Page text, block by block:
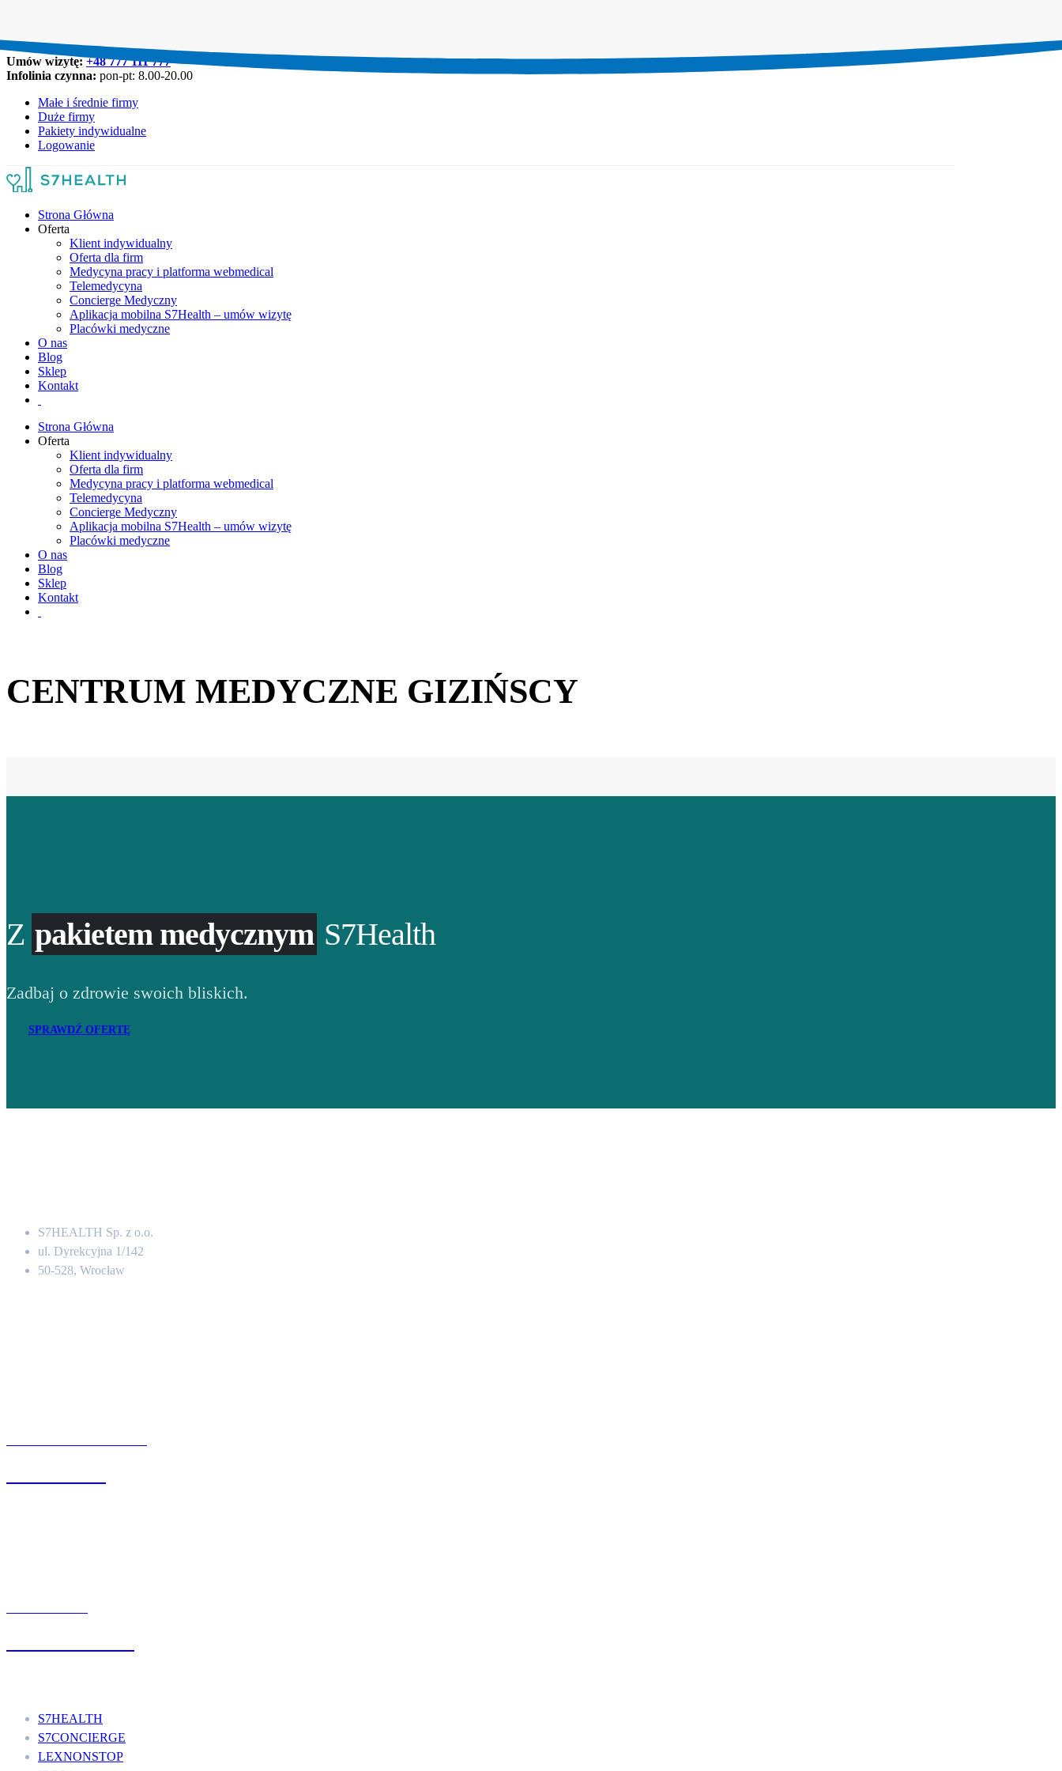
Umów wizytę:+48 777 111 777
Infolinia czynna: pon-pt: 8.00-20.00
Małe i średnie firmy
Duże firmy
Pakiety indywidualne
Logowanie
Strona Główna
Oferta
Klient indywidualny
Oferta dla firm
Medycyna pracy i platforma webmedical
Telemedycyna
Concierge Medyczny
Aplikacja mobilna S7Health – umów wizytę
Placówki medyczne
O nas
Blog
Sklep
Kontakt
Strona Główna
Oferta
Klient indywidualny
Oferta dla firm
Medycyna pracy i platforma webmedical
Telemedycyna
Concierge Medyczny
Aplikacja mobilna S7Health – umów wizytę
Placówki medyczne
O nas
Blog
Sklep
Kontakt
CENTRUM MEDYCZNE GIZIŃSCY
Z pakietem medycznym S7Health
Zadbaj o zdrowie swoich bliskich.
SPRAWDŹ OFERTĘ
S7HEALTH Sp. z o.o.
ul. Dyrekcyjna 1/142
50-528, Wrocław
S7HEALTH
S7CONCIERGE
LEXNONSTOP